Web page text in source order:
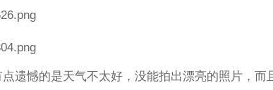
遗憾的是天气不太好，没能拍出漂亮的照片，而